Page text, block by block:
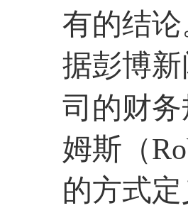
有的结论
据彭博
司的财
姆斯（
的方式